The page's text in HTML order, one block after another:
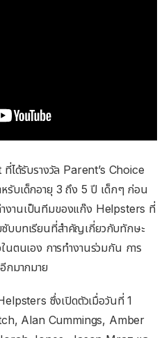
ได้รับรางวัล Parent’s Choice
รับเด็กอายุ 3 ถึง 5 ปี เด็กๆ ก่อน
ำงานเป็นทีมของแก๊ง Helpsters ที่
ซับบทเรียนที่สำคัญเกี่ยวกับทักษะ
นตนเอง การทำงานร่วมกัน การ
กมากมาย
ซึ่งเปิดตัวเมื่อวันที่ 1
Alan Cummings, Amber